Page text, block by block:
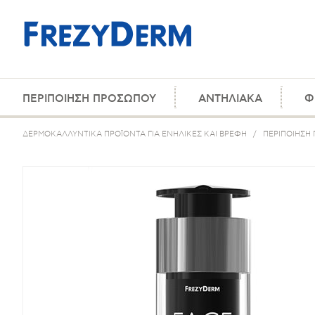
ΠΕΡΙΠΟΙΗΣΗ ΠΡΟΣΩΠΟΥ ΑΝΤΗΛΙΑΚΑ
ΔΕΡΜΟΚΑΛΛΥΝΤΙΚΑ ΠΡΟΪΟΝΤΑ ΓΙΑ ΕΝΗΛΙΚΕΣ ΚΑΙ ΒΡΕΦΗ /